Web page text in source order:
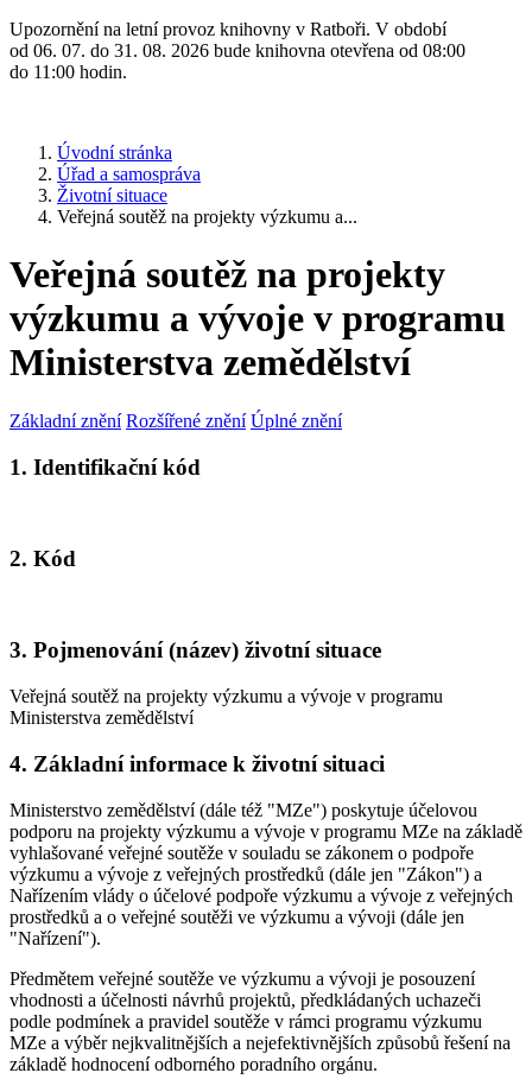
Upozornění na letní provoz knihovny v Ratboři. V období
od 06. 07. do 31. 08. 2026 bude knihovna otevřena od 08:00
do 11:00 hodin.
Úvodní stránka
Úřad a samospráva
Životní situace
Veřejná soutěž na projekty výzkumu a...
Veřejná soutěž na projekty
výzkumu a vývoje v programu
Ministerstva zemědělství
Základní znění Rozšířené znění Úplné znění
1. Identifikační kód
2. Kód
3. Pojmenování (název) životní situace
Veřejná soutěž na projekty výzkumu a vývoje v programu
Ministerstva zemědělství
4. Základní informace k životní situaci
Ministerstvo zemědělství (dále též "MZe") poskytuje účelovou
podporu na projekty výzkumu a vývoje v programu MZe na základě
vyhlašované veřejné soutěže v souladu se zákonem o podpoře
výzkumu a vývoje z veřejných prostředků (dále jen "Zákon") a
Nařízením vlády o účelové podpoře výzkumu a vývoje z veřejných
prostředků a o veřejné soutěži ve výzkumu a vývoji (dále jen
"Nařízení").
Předmětem veřejné soutěže ve výzkumu a vývoji je posouzení
vhodnosti a účelnosti návrhů projektů, předkládaných uchazeči
podle podmínek a pravidel soutěže v rámci programu výzkumu
MZe a výběr nejkvalitnějších a nejefektivnějších způsobů řešení na
základě hodnocení odborného poradního orgánu.